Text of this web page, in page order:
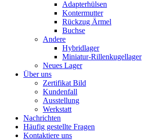
Adapterhülsen
Kontermutter
Rückzug Ärmel
Buchse
Andere
Hybridlager
Miniatur-Rillenkugellager
Neues Lager
Über uns
Zertifikat Bild
Kundenfall
Ausstellung
Werkstatt
Nachrichten
Häufig gestellte Fragen
Kontaktiere uns